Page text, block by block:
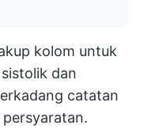
kolom untuk
dan
catatan